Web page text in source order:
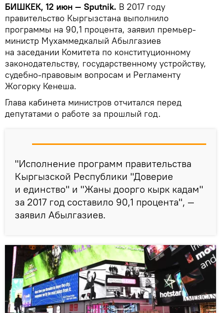
БИШКЕК, 12 июн — Sputnik. В 2017 году
правительство Кыргызстана выполнило
программы на 90,1 процента, заявил премьер-
министр Мухаммедкалый Абылгазиев
на заседании Комитета по конституционному
законодательству, государственному устройству,
судебно-правовым вопросам и Регламенту
Жогорку Кенеша.
Глава кабинета министров отчитался перед
депутатами о работе за прошлый год.
"Исполнение программ правительства
Кыргызской Республики "Доверие
и единство" и "Жаны доорго кырк кадам"
за 2017 год составило 90,1 процента", —
заявил Абылгазиев.